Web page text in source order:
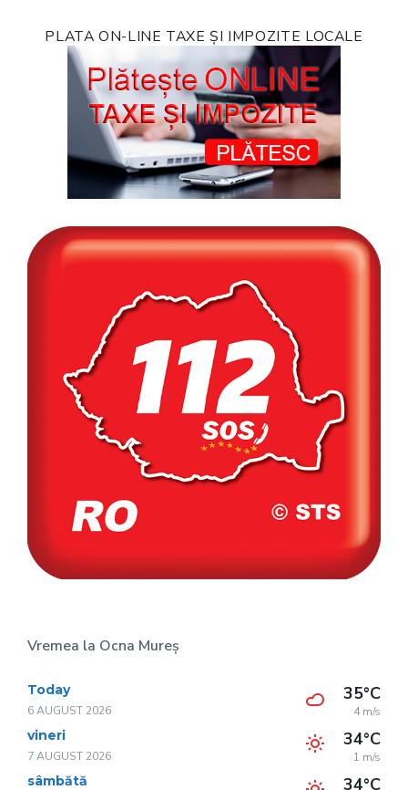
PLATA ON-LINE TAXE ȘI IMPOZITE LOCALE
Vremea la Ocna Mureș
Today
6 AUGUST 2026
35°C
4 m/s
vineri
7 AUGUST 2026
34°C
1 m/s
sâmbătă 34°C